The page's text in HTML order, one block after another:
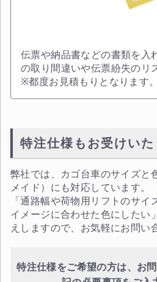
伝票や納品書などの書類を入
の取り間違いや伝票紛失のリ
※都度お見積もりとなります。
特注仕様もお受けいた
弊社では、カゴ台車のサイズと
メイド）にも対応しています。
「通路幅や荷物用リフトのサイ
イメージに合わせた色にしたい
えしますので、お気軽にお問い
特注仕様をご希望の方は、お